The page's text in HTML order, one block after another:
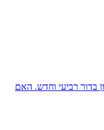
בדור רביעי וחדש. האם